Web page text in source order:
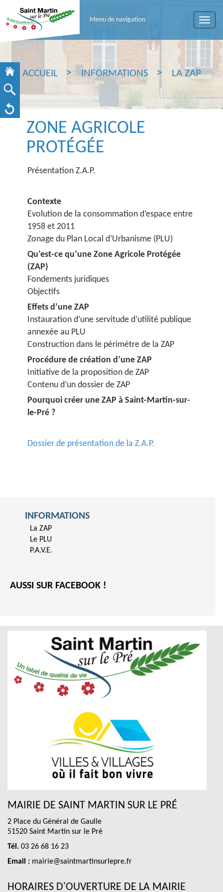
Toggle
Menu de navigation
ACCUEIL INFORMATIONS LA ZAP
ZONE AGRICOLE
PROTÉGÉE
Présentation Z.A.P.
Contexte
Evolution de la consommation d’espace entre
1958 et 2011
Zonage du Plan Local d’Urbanisme (PLU)
Qu’est-ce qu’une Zone Agricole Protégée
(ZAP)
Fondements juridiques
Objectifs
Effets d’une ZAP
Instauration d’une servitude d’utilité publique
annexée au PLU
Construction dans le périmètre de la ZAP
Procédure de création d’une ZAP
Initiative de la proposition de ZAP
Contenu d’un dossier de ZAP
Pourquoi créer une ZAP à Saint-Martin-sur-
le-Pré ?
Dossier de présentation de la Z.A.P.
INFORMATIONS
La ZAP
Le PLU
P.A.V.E.
AUSSI SUR FACEBOOK !
MAIRIE DE SAINT MARTIN SUR LE PRÉ
2 Place du Général de Gaulle
51520 Saint Martin sur le Pré
Tél. 03 26 68 16 23
Email : mairie@saintmartinsurlepre.fr
HORAIRES D'OUVERTURE DE LA MAIRIE